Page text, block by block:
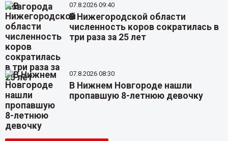
07.8.2026 09:40
В Нижегородской области
численность коров сократилась в
три раза за 25 лет
07.8.2026 08:30
В Нижнем Новгороде нашли
пропавшую 8-летнюю девочку